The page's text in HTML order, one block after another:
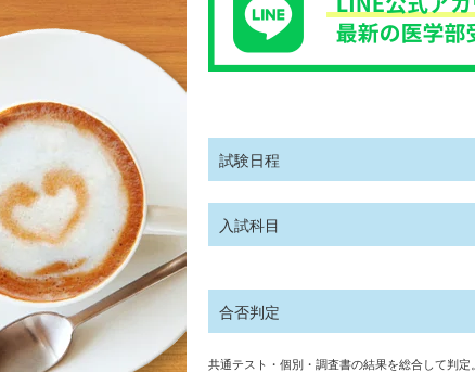
試験日程
入試科目
合否判定
共通テスト・個別・調査書の結果を総合して判